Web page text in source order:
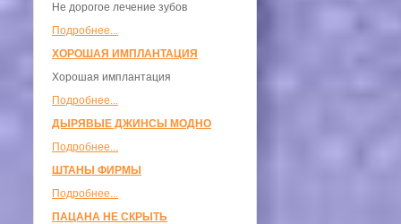
Не дорогое лечение зубов
Подробнее...
ХОРОШАЯ ИМПЛАНТАЦИЯ
Хорошая имплантация
Подробнее...
ДЫРЯВЫЕ ДЖИНСЫ МОДНО
Подробнее...
ШТАНЫ ФИРМЫ
Подробнее...
ПАЦАНА НЕ СКРЫТЬ